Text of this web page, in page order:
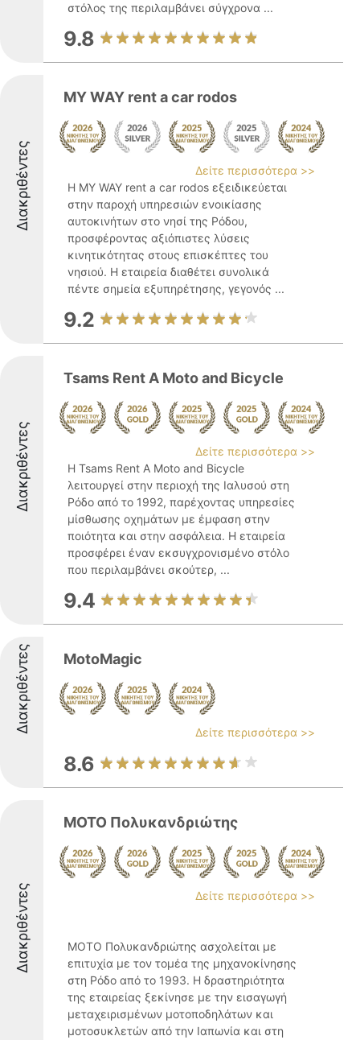
στόλος της περιλαμβάνει σύγχρονα ...
9.8
Διακριθέντες
MY WAY rent a car rodos
Δείτε περισσότερα >>
Η MY WAY rent a car rodos εξειδικεύεται
στην παροχή υπηρεσιών ενοικίασης
αυτοκινήτων στο νησί της Ρόδου,
προσφέροντας αξιόπιστες λύσεις
κινητικότητας στους επισκέπτες του
νησιού. Η εταιρεία διαθέτει συνολικά
πέντε σημεία εξυπηρέτησης, γεγονός ...
9.2
Διακριθέντες
Tsams Rent A Moto and Bicycle
Δείτε περισσότερα >>
Η Tsams Rent A Moto and Bicycle
λειτουργεί στην περιοχή της Ιαλυσού στη
Ρόδο από το 1992, παρέχοντας υπηρεσίες
μίσθωσης οχημάτων με έμφαση στην
ποιότητα και στην ασφάλεια. Η εταιρεία
προσφέρει έναν εκσυγχρονισμένο στόλο
που περιλαμβάνει σκούτερ, ...
9.4
Διακριθέντες MotoMagic
Δείτε περισσότερα >>
8.6
Διακριθέντες
ΜΟΤΟ Πολυκανδριώτης
Δείτε περισσότερα >>
ΜΟΤΟ Πολυκανδριώτης ασχολείται με
επιτυχία με τον τομέα της μηχανοκίνησης
στη Ρόδο από το 1993. Η δραστηριότητα
της εταιρείας ξεκίνησε με την εισαγωγή
μεταχειρισμένων μοτοποδηλάτων και
μοτοσυκλετών από την Ιαπωνία και στη